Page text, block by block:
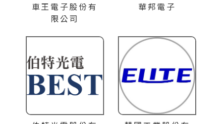
車王電子股份有
限公司
華邦電子